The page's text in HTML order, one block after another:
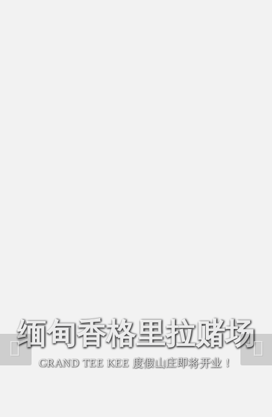
缅甸香格里拉赌场
GRAND TEE KEE 度假山庄即将开业！